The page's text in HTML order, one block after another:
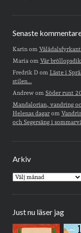
Senaste
Karin om
Maria om Vår
Fredrik Dom Läste i
stilen…
Andrewom Söder runt
Mandalorian, vandring
Helenas dagarom
och Segersäng i
Arkiv
Arkiv
Just nu läser jag